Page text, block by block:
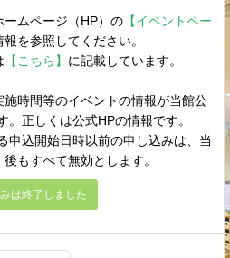
ムページ（HP）の 【イベントペー
を参照してください。
【こちら】 に記載しています。
時間等のイベントの情報が当館公
正しくは公式HPの情報です。
申込開始日時以前の申し込みは、当
もすべて無効とします。
は終了しました